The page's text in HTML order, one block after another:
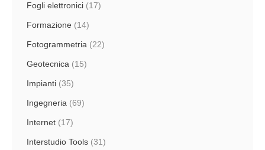
Fogli elettronici (17)
Formazione (14)
Fotogrammetria (22)
Geotecnica (15)
Impianti (35)
Ingegneria (69)
Internet (17)
Interstudio Tools (31)